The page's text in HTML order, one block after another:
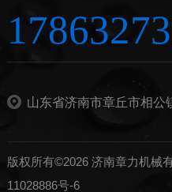
山东省济南市章丘市相公
版权所有©2026 济南章力机械
11028886号-6